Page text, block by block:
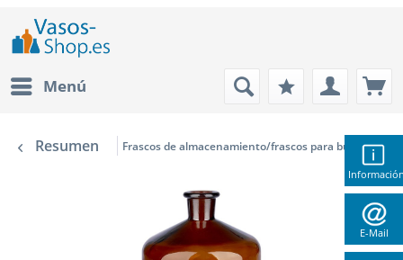
E-Mail
Menú
Resumen Frascos de almacenamiento/frascos para buretas